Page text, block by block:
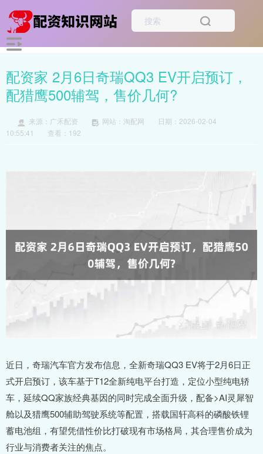
配资家 2月6日奇瑞QQ3 EV开启预订，
配猎鹰500辅驾，售价几何?
来源：广禾配资 网站：淘配网
日期：2026-02-04
10:55:41
查看：192
近日，奇瑞汽车官方发布信息，全新奇瑞QQ3 EV将于2月6日正
式开启预订，该车基于T12全新纯电平台打造，定位小型纯电轿
车，延续QQ家族经典基因的同时完成全面升级，配备>AI灵犀智
舱以及猎鹰500辅助驾驶系统等配置，搭载国轩高科的磷酸铁锂
蓄电池组，有望凭借性价比打破现有市场格局，其合理售价成为
行业与消费者关注的焦点。